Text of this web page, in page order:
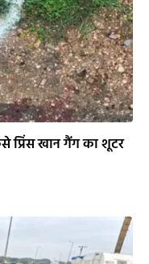
प्रिंस खान गैंग का शूटर